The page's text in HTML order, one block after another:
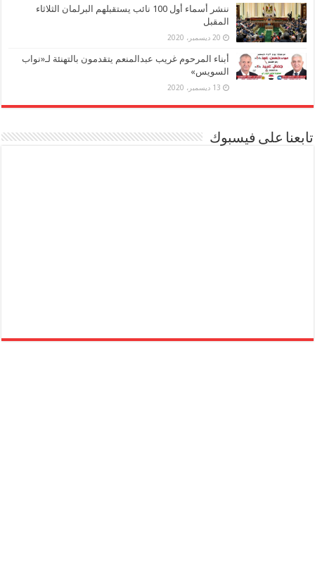
ننشر أسماء أول 100 نائب يستقبلهم البرلمان الثلاثاء
المقبل
20 ديسمبر، 2020
أبناء المرحوم غريب عبدالمنعم يتقدمون بالتهنئة لـ«نواب
السويس»
13 ديسمبر، 2020
تابعنا على فيسبوك